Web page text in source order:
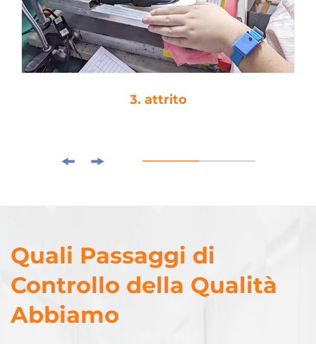
3. attrito
Quali Passaggi di
Controllo della Qualità
Abbiamo